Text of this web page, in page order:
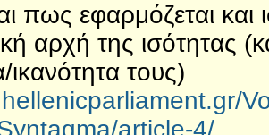
πως εφαρμόζεται και
αρχή της ισότητας
ικανότητα τους)
article-4/